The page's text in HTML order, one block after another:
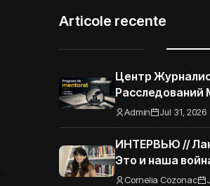
Articole recente
Центр
Расследований
запускает
журналистов-
по тематике
Admin Jul 31, 2026
ИНТЕРВЬЮ //
Это и наша
Украины Грузия
Cornelia Cozonac